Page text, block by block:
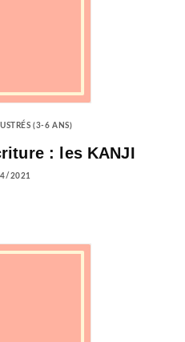
(3-6 ANS)
: les KANJI
2021